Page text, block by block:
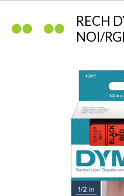
NOUS
RECH
NOI/